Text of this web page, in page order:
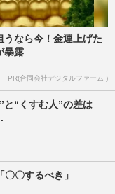
うなら今！金運上げた
暴露
PR(合同会社デジタルファーム )
と“くすむ人”の差は
〇するべき」